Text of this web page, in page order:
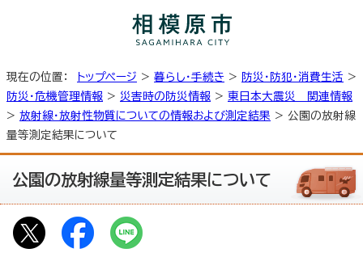
現在の位置： トップページ > 暮らし・手続き > 防災・防犯・消費生活 >
防災・危機管理情報 > 災害時の防災情報 > 東日本大震災 関連情報
> 放射線・放射性物質についての情報および測定結果 > 公園の放射線
量等測定結果について
公園の放射線量等測定結果について